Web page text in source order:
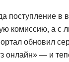
поступление в
комиссию, а с
обновил
онлайн» — и